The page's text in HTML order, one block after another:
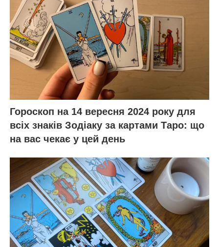
Гороскоп на 14 вересня 2024 року для
всіх знаків Зодіаку за картами Таро: що
на вас чекає у цей день